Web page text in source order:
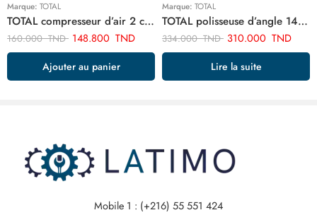
Marque: TOTAL
TOTAL compresseur d’air 2 cylindre TTAC2506
160.000TND 148.800 TND
Ajouter au panier
Marque: TOTAL
TOTAL polisseuse d’angle 1400w TP1141806
334.000TND 310.000 TND
Lire la suite
Mobile 1 : (+216) 55 551 424